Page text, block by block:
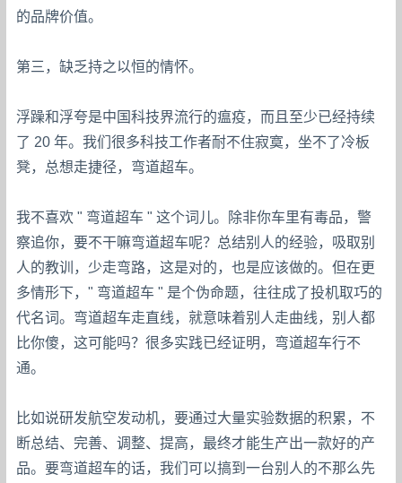
的品牌价值。
第三，缺乏持之以恒的情怀。
浮躁和浮夸是中国科技界流行的瘟疫，而且至少已经持续
了 20 年。我们很多科技工作者耐不住寂寞，坐不了冷板
凳，总想走捷径，弯道超车。
我不喜欢 " 弯道超车 " 这个词儿。除非你车里有毒品，警
察追你，要不干嘛弯道超车呢？总结别人的经验，吸取别
人的教训，少走弯路，这是对的，也是应该做的。但在更
多情形下，" 弯道超车 " 是个伪命题，往往成了投机取巧的
代名词。弯道超车走直线，就意味着别人走曲线，别人都
比你傻，这可能吗？很多实践已经证明，弯道超车行不
通。
比如说研发航空发动机，要通过大量实验数据的积累，不
断总结、完善、调整、提高，最终才能生产出一款好的产
品。要弯道超车的话，我们可以搞到一台别人的不那么先